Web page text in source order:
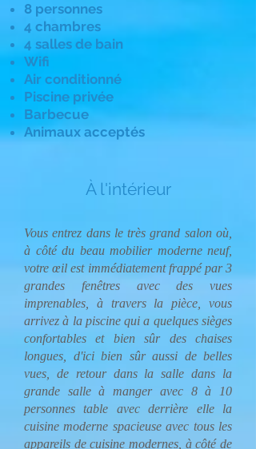
8 personnes
4 chambres
4 salles de bain
Wifi
Air conditionné
Piscine privée
Barbecue
Animaux acceptés
À l'intérieur
Vous entrez dans le très grand salon où,
à côté du beau mobilier moderne neuf,
votre œil est immédiatement frappé par 3
grandes fenêtres avec des vues
imprenables, à travers la pièce, vous
arrivez à la piscine qui a quelques sièges
confortables et bien sûr des chaises
longues, d'ici bien sûr aussi de belles
vues, de retour dans la salle dans la
grande salle à manger avec 8 à 10
personnes table avec derrière elle la
cuisine moderne spacieuse avec tous les
appareils de cuisine modernes, à côté de